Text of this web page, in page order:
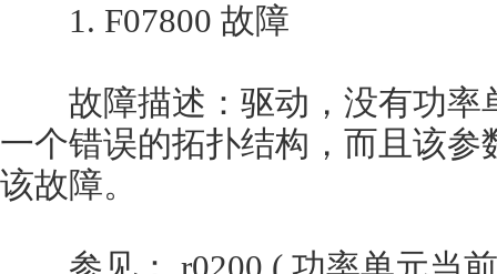
1. F07800 故障
故障描述：驱动，没有功率
一个错误的拓扑结构，而且该
该故障。